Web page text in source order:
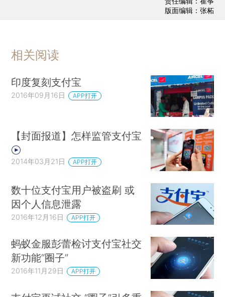
版面编辑：张柘
相关阅读
印度复刻支付宝
2016年09月16日 APP打开
【封面报道】怎样监管支付宝
2014年03月21日 APP打开
数十位支付宝用户被盗刷 或
因个人信息泄露
2016年12月16日 APP打开
蚂蚁金服彭蕾检讨支付宝社交
新功能“圈子”
2016年11月29日 APP打开